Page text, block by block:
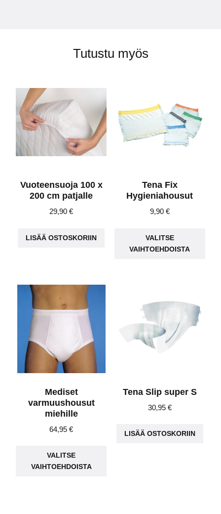
Tutustu myös
Vuoteensuoja 100 x
200 cm patjalle
29,90€
LISÄÄ OSTOSKORIIN
Tena Fix
Hygieniahousut
9,90 €
VALITSE
VAIHTOEHDOISTA
Mediset
varmuushousut
miehille
64,95€
VALITSE
VAIHTOEHDOISTA
Tena Slip super S
30,95 €
LISÄÄ OSTOSKORIIN